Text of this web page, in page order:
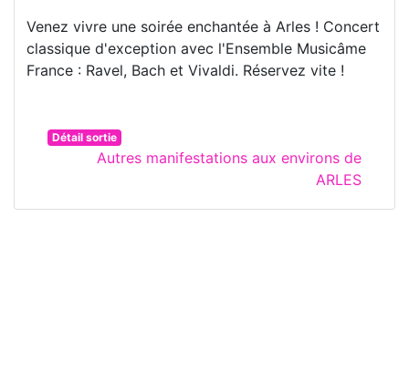
Venez vivre une soirée enchantée à Arles ! Concert
classique d'exception avec l'Ensemble Musicâme
France : Ravel, Bach et Vivaldi. Réservez vite !
Détail sortie
Autres manifestations aux environs de
ARLES